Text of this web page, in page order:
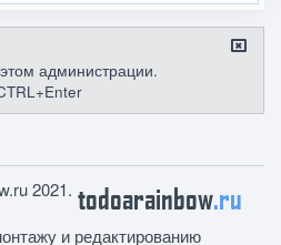
администрации.
todoarainbow.ru
2021.
и редактированию